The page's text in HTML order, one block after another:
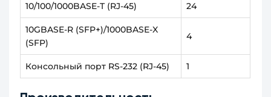
10/100/1000BASE-T (RJ-45) 24
10GBASE-R (SFP+)/1000BASE-X
(SFP)
4
Консольный порт RS-232 (RJ-45) 1